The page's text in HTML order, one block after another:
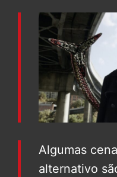
Algumas
alternativo